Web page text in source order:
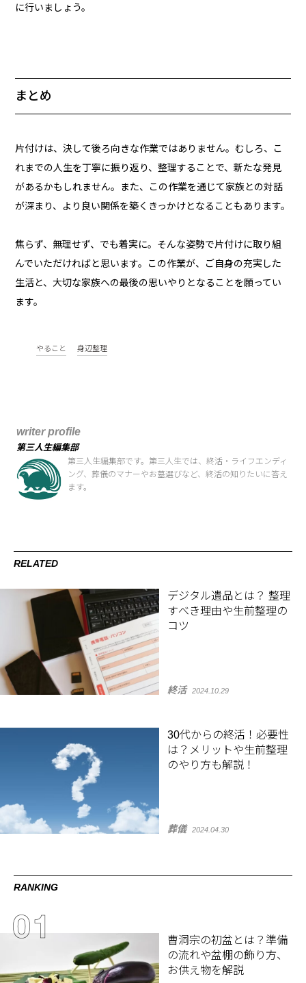
に行いましょう。
まとめ
片付けは、決して後ろ向きな作業ではありません。むしろ、こ
れまでの人生を丁寧に振り返り、整理することで、新たな発見
があるかもしれません。また、この作業を通じて家族との対話
が深まり、より良い関係を築くきっかけとなることもあります。
焦らず、無理せず、でも着実に。そんな姿勢で片付けに取り組
んでいただければと思います。この作業が、ご自身の充実した
生活と、大切な家族への最後の思いやりとなることを願ってい
ます。
やること 身辺整理
writer profile
第三人生編集部
第三人生編集部です。第三人生では、終活・ライフエンディ
ング、葬儀のマナーやお墓選びなど、終活の知りたいに答え
ます。
RELATED
デジタル遺品とは？ 整理
すべき理由や生前整理の
コツ
終活 2024.10.29
30代からの終活！必要性
は？メリットや生前整理
のやり方も解説！
葬儀 2024.04.30
RANKING
曹洞宗の初盆とは？準備
の流れや盆棚の飾り方、
お供え物を解説